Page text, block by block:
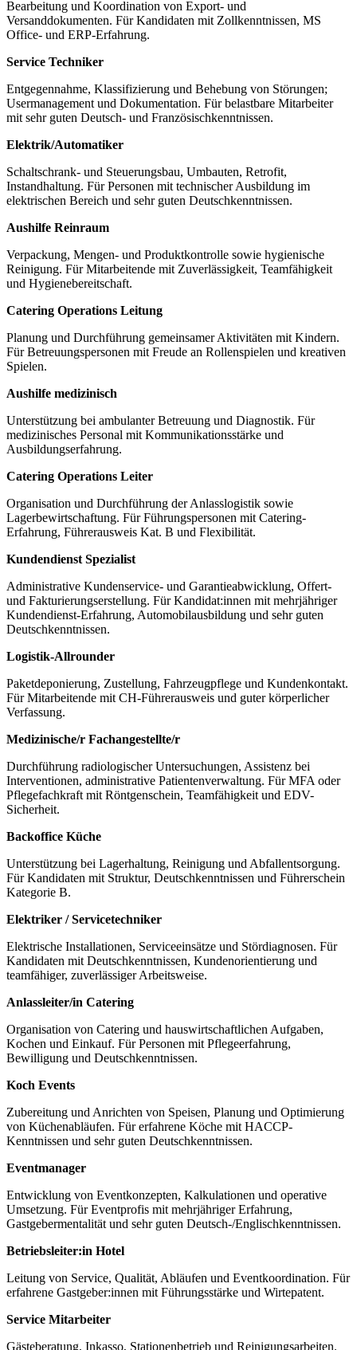
Bearbeitung und Koordination von Export- und
Versanddokumenten. Für Kandidaten mit Zollkenntnissen, MS
Office- und ERP-Erfahrung.
Service Techniker
Entgegennahme, Klassifizierung und Behebung von Störungen;
Usermanagement und Dokumentation. Für belastbare Mitarbeiter
mit sehr guten Deutsch‑ und Französischkenntnissen.
Elektrik/Automatiker
Schaltschrank- und Steuerungsbau, Umbauten, Retrofit,
Instandhaltung. Für Personen mit technischer Ausbildung im
elektrischen Bereich und sehr guten Deutschkenntnissen.
Aushilfe Reinraum
Verpackung, Mengen- und Produktkontrolle sowie hygienische
Reinigung. Für Mitarbeitende mit Zuverlässigkeit, Teamfähigkeit
und Hygienebereitschaft.
Catering Operations Leitung
Planung und Durchführung gemeinsamer Aktivitäten mit Kindern.
Für Betreuungspersonen mit Freude an Rollenspielen und kreativen
Spielen.
Aushilfe medizinisch
Unterstützung bei ambulanter Betreuung und Diagnostik. Für
medizinisches Personal mit Kommunikationsstärke und
Ausbildungserfahrung.
Catering Operations Leiter
Organisation und Durchführung der Anlasslogistik sowie
Lagerbewirtschaftung. Für Führungspersonen mit Catering-
Erfahrung, Führerausweis Kat. B und Flexibilität.
Kundendienst Spezialist
Administrative Kundenservice- und Garantieabwicklung, Offert-
und Fakturierungserstellung. Für Kandidat:innen mit mehrjähriger
Kundendienst-Erfahrung, Automobilausbildung und sehr guten
Deutschkenntnissen.
Logistik-Allrounder
Paketdeponierung, Zustellung, Fahrzeugpflege und Kundenkontakt.
Für Mitarbeitende mit CH-Führerausweis und guter körperlicher
Verfassung.
Medizinische/r Fachangestellte/r
Durchführung radiologischer Untersuchungen, Assistenz bei
Interventionen, administrative Patientenverwaltung. Für MFA oder
Pflegefachkraft mit Röntgenschein, Teamfähigkeit und EDV-
Sicherheit.
Backoffice Küche
Unterstützung bei Lagerhaltung, Reinigung und Abfallentsorgung.
Für Kandidaten mit Struktur, Deutschkenntnissen und Führerschein
Kategorie B.
Elektriker / Servicetechniker
Elektrische Installationen, Serviceeinsätze und Stördiagnosen. Für
Kandidaten mit Deutschkenntnissen, Kundenorientierung und
teamfähiger, zuverlässiger Arbeitsweise.
Anlassleiter/in Catering
Organisation von Catering und hauswirtschaftlichen Aufgaben,
Kochen und Einkauf. Für Personen mit Pflegeerfahrung,
Bewilligung und Deutschkenntnissen.
Koch Events
Zubereitung und Anrichten von Speisen, Planung und Optimierung
von Küchenabläufen. Für erfahrene Köche mit HACCP-
Kenntnissen und sehr guten Deutschkenntnissen.
Eventmanager
Entwicklung von Eventkonzepten, Kalkulationen und operative
Umsetzung. Für Eventprofis mit mehrjähriger Erfahrung,
Gastgebermentalität und sehr guten Deutsch‑/Englischkenntnissen.
Betriebsleiter:in Hotel
Leitung von Service, Qualität, Abläufen und Eventkoordination. Für
erfahrene Gastgeber:innen mit Führungsstärke und Wirtepatent.
Service Mitarbeiter
Gästeberatung, Inkasso, Stationenbetrieb und Reinigungsarbeiten.